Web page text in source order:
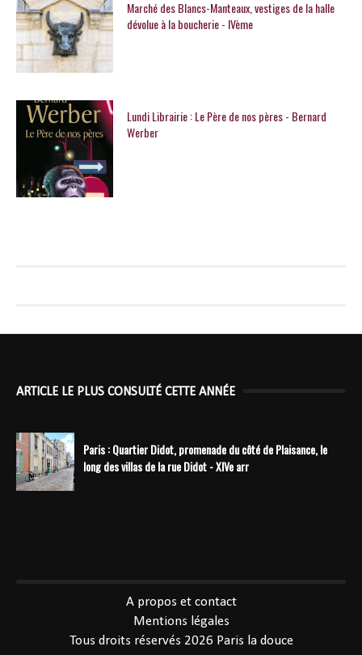
Marché des Blancs-Manteaux, vestiges de la halle
dévolue à la boucherie - IVème
Lundi Librairie : Le Père de nos pères - Bernard
Werber
ARTICLE LE PLUS CONSULTÉ CETTE ANNÉE
Paris : Quartier Didot, promenade du côté de Plaisance, le
long des villas de la rue Didot - XIVe arr
A propos et contact
Mentions légales
Tous droits réservés 2026 Paris la douce